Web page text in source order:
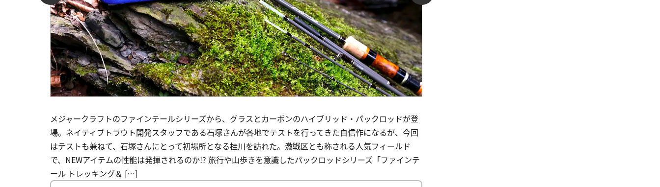
メジャークラフトのファインテールシリーズから、グラスとカーボンのハイブリッド・パックロッドが登
場。ネイティブトラウト開発スタッフである石塚さんが各地でテストを行ってきた自信作になるが、今回
はテストも兼ねて、石塚さんにとって初場所となる桂川を訪れた。激戦区とも称される人気フィールド
で、NEWアイテムの性能は発揮されるのか!? 旅行や山歩きを意識したパックロッドシリーズ「ファインテ
ール トレッキング＆ […]